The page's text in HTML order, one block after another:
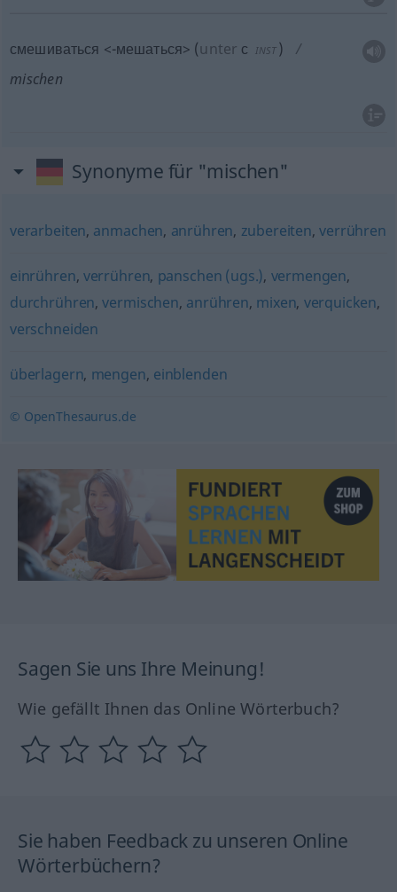
смешиваться <-мешаться> (unter с INST )
mischen
Synonyme für "mischen"
verarbeiten, anmachen, anrühren, zubereiten,verrühren
einrühren, verrühren, panschen (ugs.), vermengen,
durchrühren,vermischen, anrühren, mixen, verquicken,
verschneiden
überlagern, mengen, einblenden
© OpenThesaurus.de
Sagen Sie uns Ihre Meinung!
Wie gefällt Ihnen das Online Wörterbuch?
Sie haben Feedback zu unseren Online
Wörterbüchern?